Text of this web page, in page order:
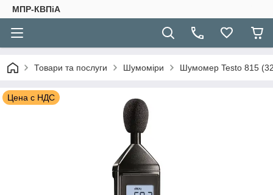
МПР-КВПіА
Товари та послуги Шумоміри Шумомер Testo 815
Цена с НДС